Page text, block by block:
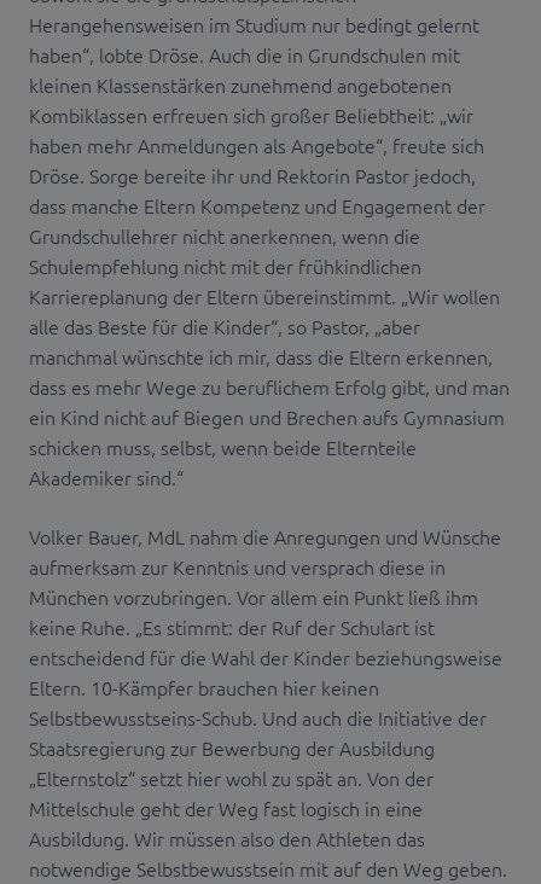
Herangehensweisen im Studium nur bedingt gelernt
haben“, lobte Dröse. Auch die in Grundschulen mit
kleinen Klassenstärken zunehmend angebotenen
Kombiklassen erfreuen sich großer Beliebtheit: „wir
haben mehr Anmeldungen als Angebote“, freute sich
Dröse. Sorge bereite ihr und Rektorin Pastor jedoch,
dass manche Eltern Kompetenz und Engagement der
Grundschullehrer nicht anerkennen, wenn die
Schulempfehlung nicht mit der frühkindlichen
Karriereplanung der Eltern übereinstimmt. „Wir wollen
alle das Beste für die Kinder“, so Pastor, „aber
manchmal wünschte ich mir, dass die Eltern erkennen,
dass es mehr Wege zu beruflichem Erfolg gibt, und man
ein Kind nicht auf Biegen und Brechen aufs Gymnasium
schicken muss, selbst, wenn beide Elternteile
Akademiker sind.“
Volker Bauer, MdL nahm die Anregungen und Wünsche
aufmerksam zur Kenntnis und versprach diese in
München vorzubringen. Vor allem ein Punkt ließ ihm
keine Ruhe. „Es stimmt: der Ruf der Schulart ist
entscheidend für die Wahl der Kinder beziehungsweise
Eltern. 10-Kämpfer brauchen hier keinen
Selbstbewusstseins-Schub. Und auch die Initiative der
Staatsregierung zur Bewerbung der Ausbildung
„Elternstolz“ setzt hier wohl zu spät an. Von der
Mittelschule geht der Weg fast logisch in eine
Ausbildung. Wir müssen also den Athleten das
notwendige Selbstbewusstsein mit auf den Weg geben.